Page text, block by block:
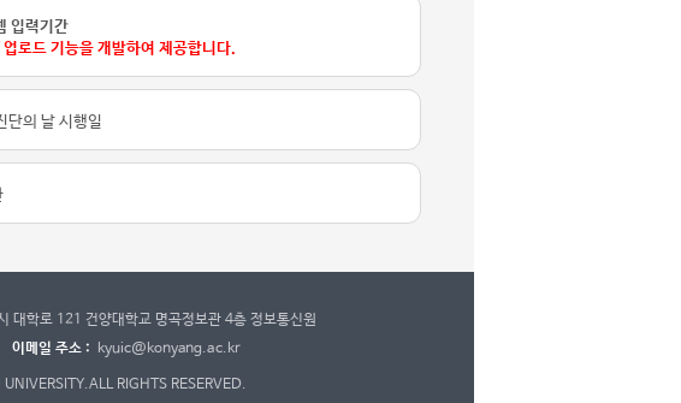
입력기간
로드 기능을 개발하여 제공합니다.
단의 날 시행일
대학로 121 건양대학교 명곡정보관 4층 정보통신원
이메일 주소 : kyuic@konyang.ac.kr
ALL RIGHTS RESERVED.